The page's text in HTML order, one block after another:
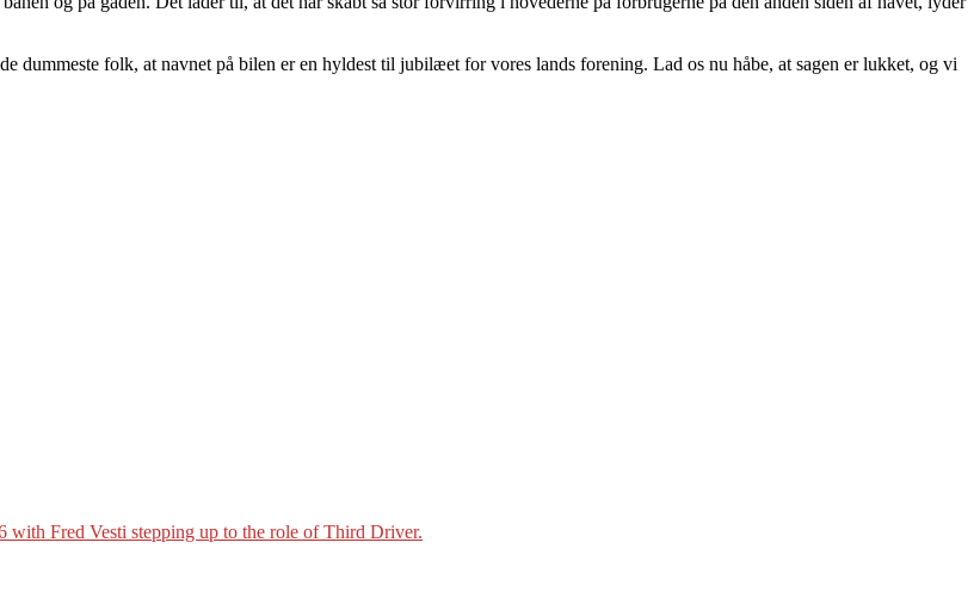
dummeste folk, at navnet på bilen er en hyldest til jubilæet for vores lands forening. Lad os nu håbe, at sagen er lukket, og vi